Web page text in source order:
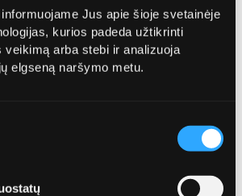
Jus apie šioje svetainėje
kurios padeda užtikrinti
veikimą arba stebi ir analizuoja
elgseną naršymo metu.